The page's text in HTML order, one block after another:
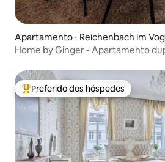
Apartamento ⋅ Reichenbach im
Home by Ginger - Apartamento
Entre os melhores preferidos dos
Preferido dos hóspedes